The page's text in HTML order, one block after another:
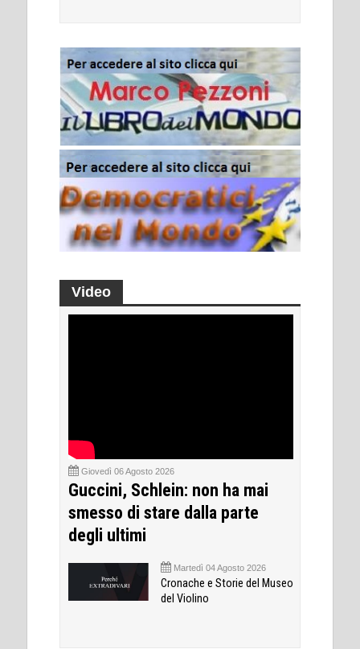
Video
Giovedì 06 Agosto 2026
Guccini, Schlein: non ha mai
smesso di stare dalla parte
degli ultimi
Martedì 04 Agosto 2026
Cronache e Storie del Museo
del Violino